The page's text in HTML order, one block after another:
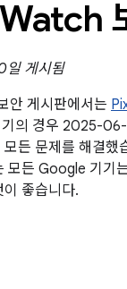
일 게시됨
안 게시판에서는
의 경우 2025-
든 문제를 해결했
모든 Google 기기
좋습니다.